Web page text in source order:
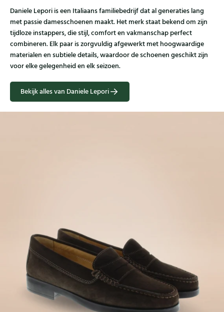
Daniele Lepori is een Italiaans familiebedrijf dat al generaties lang
met passie damesschoenen maakt. Het merk staat bekend om zijn
tijdloze instappers, die stijl, comfort en vakmanschap perfect
combineren. Elk paar is zorgvuldig afgewerkt met hoogwaardige
materialen en subtiele details, waardoor de schoenen geschikt zijn
voor elke gelegenheid en elk seizoen.
Bekijk alles van Daniele Lepori